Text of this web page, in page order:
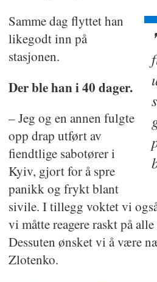
Samme dag flyttet han
likegodt inn på
stasjonen.
Der ble han i 40 dager.
– Jeg og en annen fulgte
opp drap utført av
fiendtlige sabotører i
Kyiv, gjort for å spre
panikk og frykt blant
sivile. I tillegg voktet vi
vi måtte reagere raskt på
Dessuten ønsket vi å være
Zlotenko.